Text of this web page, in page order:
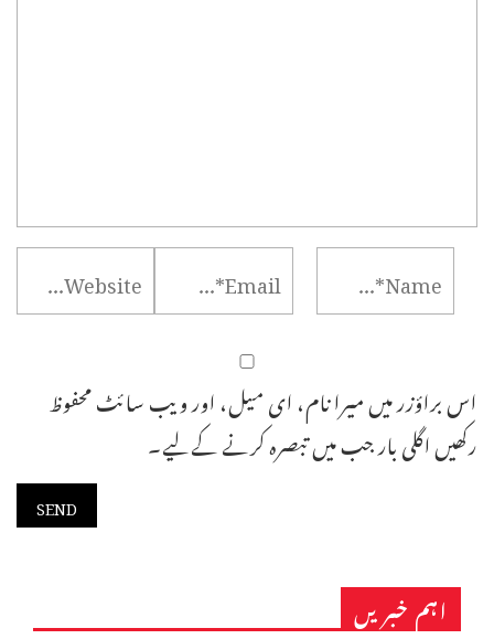
اس براؤزر میں میرا نام، ای میل، اور ویب سائٹ محفوظ
رکھیں اگلی بار جب میں تبصرہ کرنے کےلیے۔
اہم خبریں